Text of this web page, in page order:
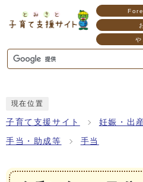
現在位置
子育て支援サイト 妊娠・出
手当・助成等 手当